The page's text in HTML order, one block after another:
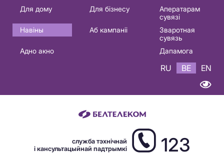
Основная
навигация
BE
Для дому Для бізнесу
Аператарам
сувязі
Навіны
Аб кампаніі
Зваротная
сувязь
Адно акно
Дапамога
RU BE EN
служба тэхнічнай
і кансультацыйнай падтрымкі
123